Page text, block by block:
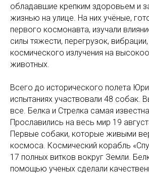
обладавшие крепким здоровьем и
жизнью на улице. На них учёные,
первого космонавта, изучали
силы тяжести, перегрузок,
космического излучения на
животных.
Всего до исторического полета
испытаниях участвовали 48 собак.
все. Белка и Стрелка самая
Прославились на весь мир 19
Первые собаки, которые живыми
космоса. Космический корабль
17 полных витков вокруг Земли.
помощью ученых сделали